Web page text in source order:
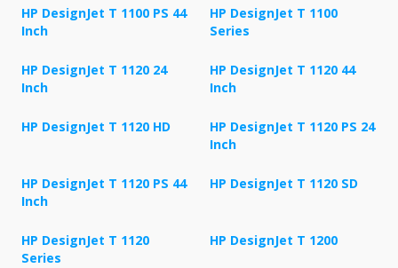
HP DesignJet T 1100 PS 44
Inch
HP DesignJet T 1100
Series
HP DesignJet T 1120 24
Inch
HP DesignJet T 1120 44
Inch
HP DesignJet T 1120 HD
HP DesignJet T 1120 PS 24
Inch
HP DesignJet T 1120 PS 44
Inch
HP DesignJet T 1120 SD
HP DesignJet T 1120
Series
HP DesignJet T 1200